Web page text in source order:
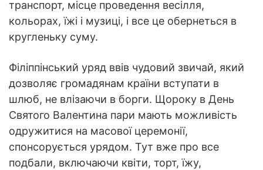
транспорт, місце проведення весілля,
кольорах, їжі і музиці, і все це обернеться в
кругленьку суму.
Філіппінський уряд ввів чудовий звичай, який
дозволяє громадянам країни вступати в
шлюб, не влізаючи в борги. Щороку в День
Святого Валентина пари мають можливість
одружитися на масової церемонії,
спонсорується урядом. Тут вже про все
подбали, включаючи квіти, торт, їжу,